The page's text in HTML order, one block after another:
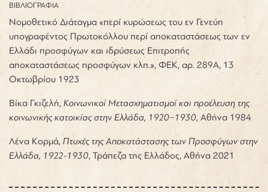
ΒΙΒΛΙΟΓΡΑΦΙΑ
Νομοθετικό Διάταγμα «περί κυρώσεως του εν Γενεύη
υπογραφέντος Πρωτοκόλλου περί αποκαταστάσεως των εν
Ελλάδι προσφύγων και ιδρύσεως Επιτροπής
αποκαταστάσεως προσφύγων κλπ.», ΦΕΚ, αρ. 289Α, 13
Οκτωβρίου 1923
Βίκα Γκιζελή, Κοινωνικοί Μετασχηματισμοί και προέλευση της
κοινωνικής κατοικίας στην Ελλάδα, 1920−1930, Αθήνα 1984
Λένα Κορμά, Πτυχές της Αποκατάστασης των Προσφύγων στην
Ελλάδα, 1922-1930, Τράπεζα της Ελλάδος, Αθήνα 2021